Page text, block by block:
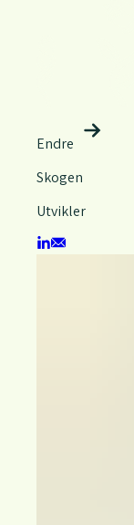
Endre
Skogen
Utvikler